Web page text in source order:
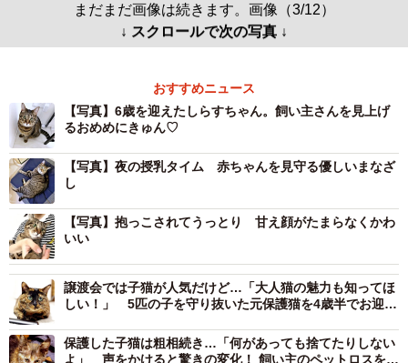
まだまだ画像は続きます。画像（3/12）
↓ スクロールで次の写真 ↓
おすすめニュース
【写真】6歳を迎えたしらすちゃん。飼い主さんを見上げ
るおめめにきゅん♡
【写真】夜の授乳タイム 赤ちゃんを見守る優しいまなざ
し
【写真】抱っこされてうっとり 甘え顔がたまらなくかわ
いい
譲渡会では子猫が人気だけど…「大人猫の魅力も知ってほ
しい！」 5匹の子を守り抜いた元保護猫を4歳半でお迎え
保護した子猫は粗相続き…「何があっても捨てたりしない
よ」 声をかけると驚きの変化！ 飼い主のペットロスを癒